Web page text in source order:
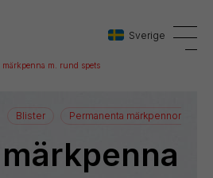
Sverige
Danmark
Sverige
märkpenna m. rund spets
Blister Permanenta märkpennor